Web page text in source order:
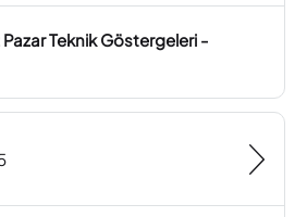
Pazar Teknik Göstergeleri -